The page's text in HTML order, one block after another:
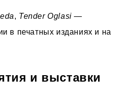
, Tender Oglasi—
в печатных изданиях и на
и выставки